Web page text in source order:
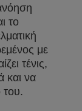
το
με
τένις,
και να
του.